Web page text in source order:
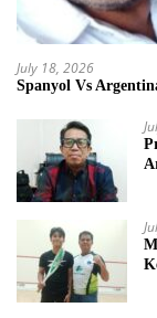
July 18, 2026
Spanyol Vs